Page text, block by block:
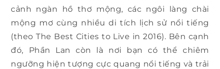
cảnh ngàn hồ thơ mộng, các ngôi làng chài
mộng mơ cùng nhiều di tích lịch sử nổi tiếng
(theo The Best Cities to Live in 2016). Bên cạnh
đó, Phần Lan còn là nơi bạn có thể chiêm
ngưỡng hiện tượng cực quang nổi tiếng và trải